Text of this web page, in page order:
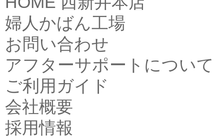
婦人かばん工場
お問い合わせ
アフターサポートについて
ご利用ガイド
会社概要
採用情報